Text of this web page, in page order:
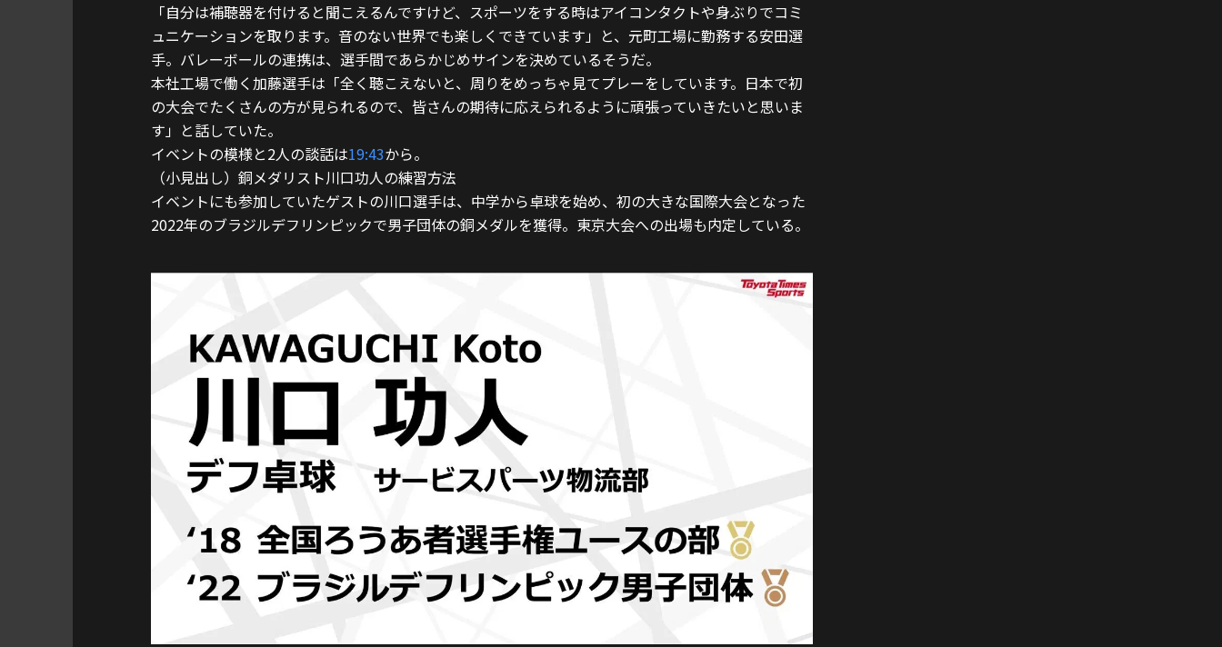
「自分は補聴器を付けると聞こえるんですけど、スポーツをする時はアイコンタクトや身ぶりでコミ
ュニケーションを取ります。音のない世界でも楽しくできています」と、元町工場に勤務する安田選
手。バレーボールの連携は、選手間であらかじめサインを決めているそうだ。
本社工場で働く加藤選手は「全く聴こえないと、周りをめっちゃ見てプレーをしています。日本で初
の大会でたくさんの方が見られるので、皆さんの期待に応えられるように頑張っていきたいと思いま
す」と話していた。
イベントの模様と2人の談話は19:43から。
（小見出し）銅メダリスト川口功人の練習方法
イベントにも参加していたゲストの川口選手は、中学から卓球を始め、初の大きな国際大会となった
2022年のブラジルデフリンピックで男子団体の銅メダルを獲得。東京大会への出場も内定している。